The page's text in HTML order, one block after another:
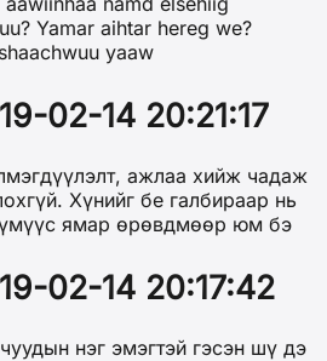
Yamar aihtar hereg we?
yaaw
02-14 20:21:17
ажлаа хийж чадаж
Хүнийг бе галбираар нь
ямар өрөвдмөөр юм бэ
02-14 20:17:42
нэг эмэгтэй гэсэн шү дэ